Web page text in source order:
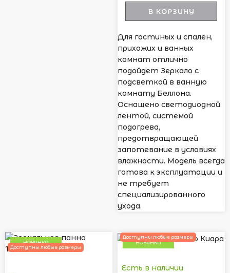
В КОРЗИНУ
Для гостиных и спален,
прихожих и ванных
комнат отлично
подойдет Зеркало с
подсветкой в ванную
комнату Беллона.
Оснащено светодиодной
лентой, системой
подогрева,
предотвращающей
запотевание в условиях
влажности. Модель всегда
готова к эксплуатации и
не требует
специализированного
ухода.
НОВИНКА
Доступны любые размеры
НОВИНКА
Доступны любые размеры
Есть в наличии